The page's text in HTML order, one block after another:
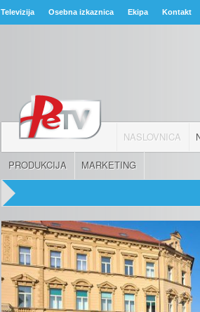
Televizija Osebna izkaznica Ekipa Kontakt
NASLOVNICA
PRODUKCIJA MARKETING
36